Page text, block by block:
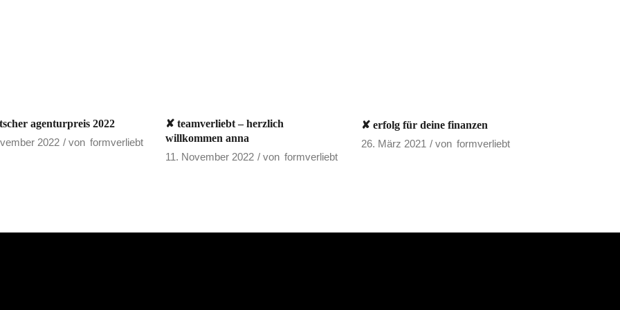
agenturpreis 2022
2022
von formverliebt
✘ teamverliebt – herzlich
willkommen anna
11. November 2022
von formverliebt
✘ erfolg für deine finanzen
26. März 2021
von formverliebt